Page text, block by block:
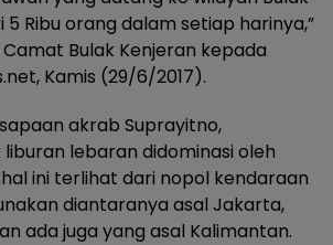
Ribu orang dalam setiap harinya,”
Bulak Kenjeran kepada
Kamis (29/6/2017).
akrab Suprayitno,
lebaran didominasi oleh
ini terlihat dari nopol kendaraan
diantaranya asal Jakarta,
ada juga yang asal Kalimantan.